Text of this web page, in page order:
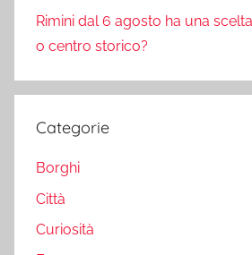
Rimini dal 6 agosto ha una
o centro storico?
Categorie
Borghi
Città
Curiosità